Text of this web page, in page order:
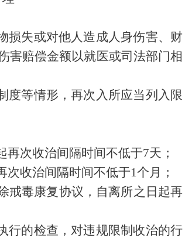
损失或对他人造成人身伤害、财
害赔偿金额以就医或司法部门相
度等情形，再次入所应当列入限
再次收治间隔时间不低于7天；
次收治间隔时间不低于1个月；
戒毒康复协议，自离所之日起再
行的检查，对违规限制收治的行